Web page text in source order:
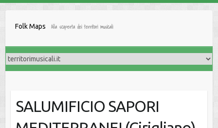
Folk Maps Alla scoperta dei territori musicali
SALUMIFICIO SAPORI